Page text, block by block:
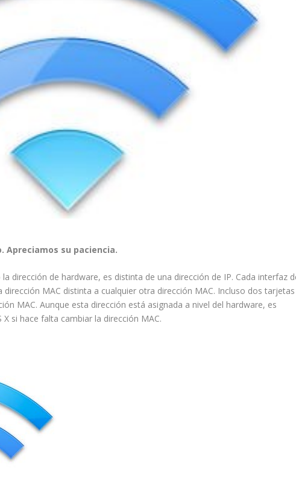
Apreciamos su paciencia.
dirección de hardware, es distinta de una dirección de IP. Cada interfaz
MAC distinta a cualquier otra dirección MAC. Incluso dos tarjetas
MAC. Aunque esta dirección está asignada a nivel del hardware, es
si hace falta cambiar la dirección MAC.